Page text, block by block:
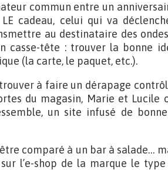
commun entre un
LE cadeau, celui qui va
au destinataire des
casse-tête : trouver la bonne
(la carte, le paquet, etc.).
à faire un dérapage
du magasin, Marie et Lucile
un site infusé de
comparé à un bar à salade…
l’e-shop de la marque le type